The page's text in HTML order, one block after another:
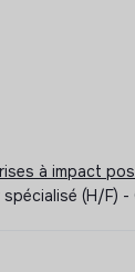
à impact
spécialisé (H/F)